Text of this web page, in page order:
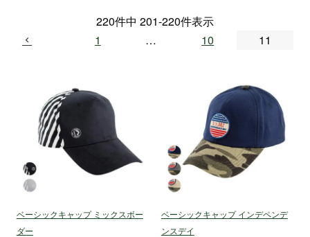
220件中 201-220件表示
1
… 10 11
ベーシックキャップ ミックスボー
ダー
ベーシックキャップ インデペンデ
ンスデイ